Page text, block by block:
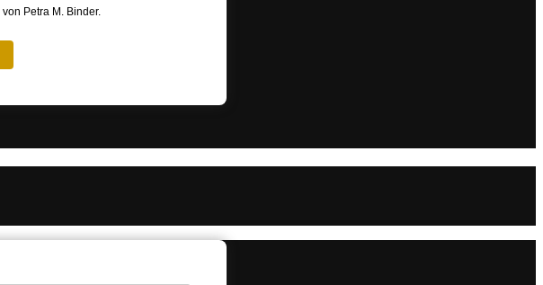
von Petra M. Binder.